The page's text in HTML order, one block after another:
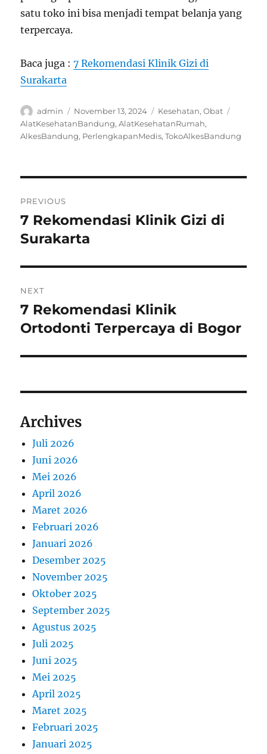
satu toko ini bisa menjadi tempat belanja yang
terpercaya.
Baca juga :7 Rekomendasi Klinik Gizi di
Surakarta
Author
admin
Posted
on
November 13, 2024 Categories
Kesehatan,Obat
AlatKesehatanBandung,AlatKesehatanRumah,
AlkesBandung, PerlengkapanMedis,TokoAlkesBandung
pos
PREVIOUS
Previous
post:
7 Rekomendasi Klinik Gizi di
Surakarta
NEXT
Next
post:
7 Rekomendasi Klinik
Ortodonti Terpercaya di Bogor
Archives
Juli 2026
Juni 2026
Mei 2026
April 2026
Maret 2026
Februari 2026
Januari 2026
Desember 2025
November 2025
Oktober 2025
September 2025
Agustus 2025
Juli 2025
Juni 2025
Mei 2025
April 2025
Maret 2025
Februari 2025
Januari 2025